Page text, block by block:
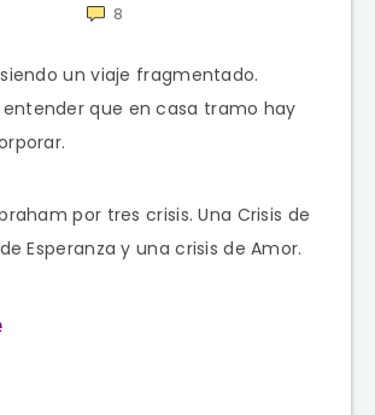
8
un viaje fragmentado.
que en casa tramo hay
por tres crisis. Una Crisis de
Esperanza y una crisis de Amor.